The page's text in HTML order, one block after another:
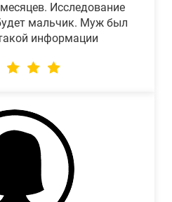
Исследование
мальчик. Муж был
информации